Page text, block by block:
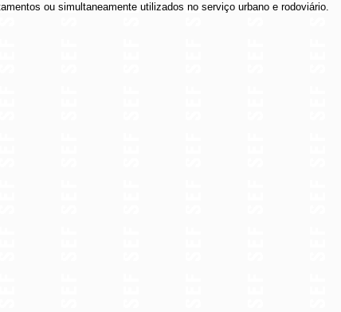
ou simultaneamente utilizados no serviço urbano e rodoviário.